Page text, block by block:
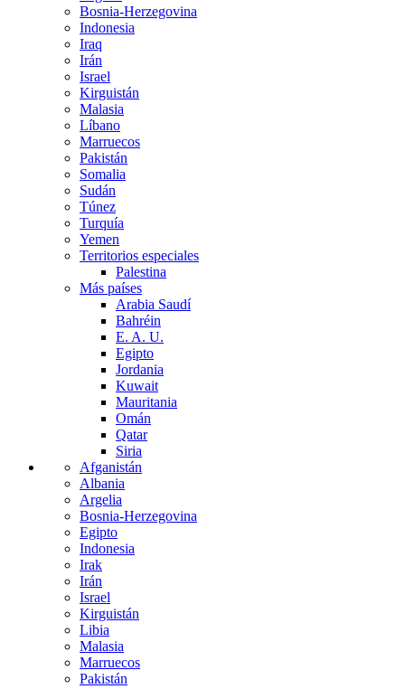
Bosnia-Herzegovina
Indonesia
Iraq
Irán
Israel
Kirguistán
Malasia
Líbano
Marruecos
Pakistán
Somalia
Sudán
Túnez
Turquía
Yemen
Territorios especiales
Palestina
Más países
Arabia Saudí
Bahréin
E. A. U.
Egipto
Jordania
Kuwait
Mauritania
Omán
Qatar
Siria
Afganistán
Albania
Argelia
Bosnia-Herzegovina
Egipto
Indonesia
Irak
Irán
Israel
Kirguistán
Libia
Malasia
Marruecos
Pakistán